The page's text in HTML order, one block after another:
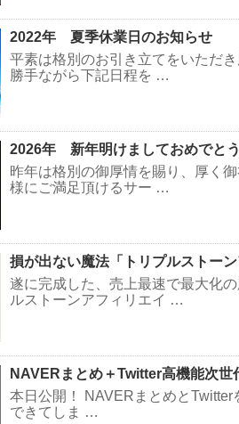
2022年 夏季休業日のお知らせ
平素は格別のお引き立てをいただ
勝手ながら下記日程を …
2026年 新年明けましておめでとう
昨年は格別の御厚情を賜り、厚く
様にご満足頂けるサー …
損が出ない魔法「トリプルストー
遂に完成した、売上最速で最大化
ルストーンアフィリエイ …
NAVERまとめ＋Twitter高機能次世
本日公開！ NAVERまとめと
できてしま …